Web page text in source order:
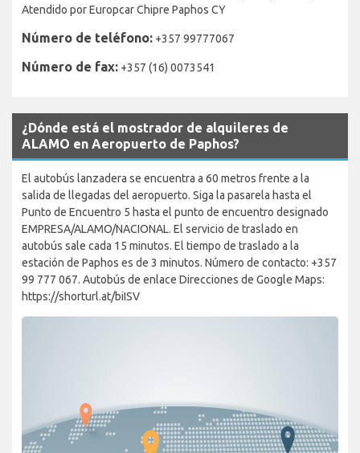
Atendido por Europcar Chipre Paphos CY
Número de teléfono: +357 99777067
Número de fax: +357 (16) 0073541
¿Dónde está el mostrador de alquileres de
ALAMO en Aeropuerto de Paphos?
El autobús lanzadera se encuentra a 60 metros frente a la
salida de llegadas del aeropuerto. Siga la pasarela hasta el
Punto de Encuentro 5 hasta el punto de encuentro designado
EMPRESA/ALAMO/NACIONAL. El servicio de traslado en
autobús sale cada 15 minutos. El tiempo de traslado a la
estación de Paphos es de 3 minutos. Número de contacto: +357
99 777 067. Autobús de enlace Direcciones de Google Maps:
https://shorturl.at/biISV